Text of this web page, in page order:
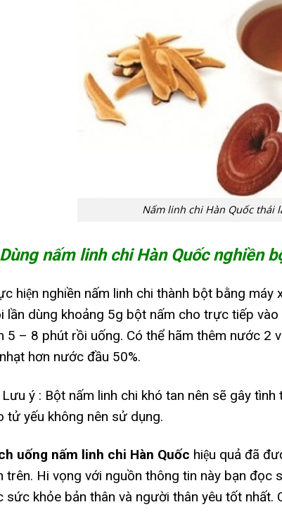
Nấm linh chi Hàn Quốc thái
Dùng nấm linh chi Hàn Quốc nghiền
hiện nghiền nấm linh chi thành bột bằng
lần dùng khoảng 5g bột nấm cho trực tiếp
5 – 8 phút rồi uống. Có thể hãm thêm nước 2
hơn nước đầu 50%.
ý : Bột nấm linh chi khó tan nên sẽ gây
tử yếu không nên sử dụng.
uống nấm linh chi Hàn Quốc hiệu quả đã
trên. Hi vọng với nguồn thông tin này bạn đọc
sức khỏe bản thân và người thân yêu tốt nhất.